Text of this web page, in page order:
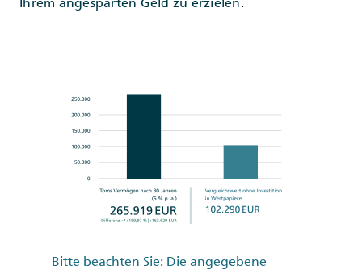
Bitte beachten Sie: Die angegebene